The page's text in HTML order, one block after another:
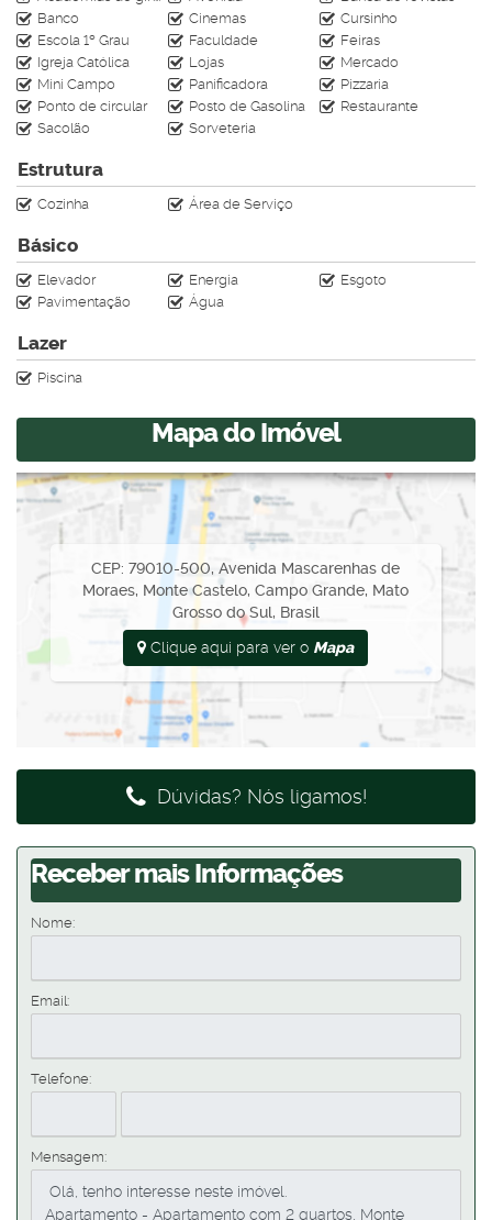
Banco
Cinemas
Cursinho
Escola 1º Grau
Faculdade
Feiras
Igreja Católica
Lojas
Mercado
Mini Campo
Panificadora
Pizzaria
Ponto de circular
Posto de Gasolina
Restaurante
Sacolão
Sorveteria
Estrutura
Cozinha Área de Serviço
Básico
Elevador Energia
Esgoto
Pavimentação
Água
Lazer
Piscina
Mapa do Imóvel
CEP: 79010-500,Avenida Mascarenhas de
Moraes, Monte Castelo,Campo Grande, Mato
Grosso do Sul, Brasil
Clique aqui para ver o Mapa
Dúvidas? Nós ligamos!
Receber mais Informações
Nome:
Email:
Telefone:
Mensagem: